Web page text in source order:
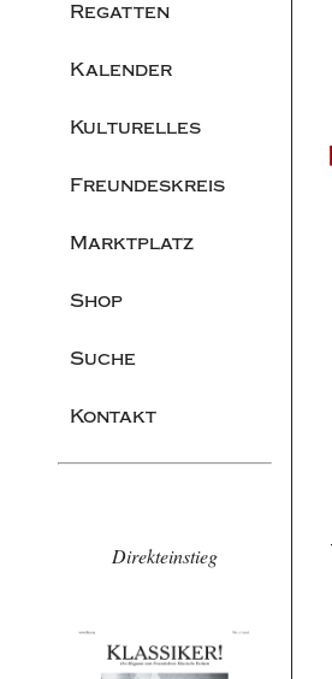
Regatten
Kalender
Kulturelles
Freundeskreis
Marktplatz
Shop
Suche
Kontakt
Direkteinstieg